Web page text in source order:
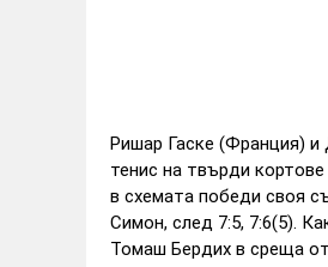
Ришар Гаске (Франция)
тенис на твърди
в схемата победи своя
Симон, след 7:5, 7:6(5).
Томаш Бердих в среща